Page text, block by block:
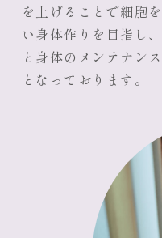
を上げることで細胞
い身体作りを目指し
と身体のメンテナン
となっております。